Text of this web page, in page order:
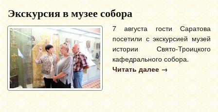
Экскурсия в музее собора
7 августа гости Саратова
посетили с экскурсией музей
истории Свято-Троицкого
кафедрального собора.
Читать далее →